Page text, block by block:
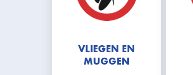
VLIEGEN EN
MUGGEN